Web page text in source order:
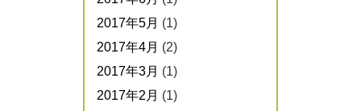
2017年5月 (1)
2017年4月 (2)
2017年3月 (1)
2017年2月 (1)